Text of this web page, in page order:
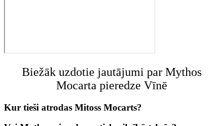
Biežāk uzdotie jautājumi par Mythos
Mocarta pieredze Vīnē
Kur tieši atrodas Mitoss Mocarts?